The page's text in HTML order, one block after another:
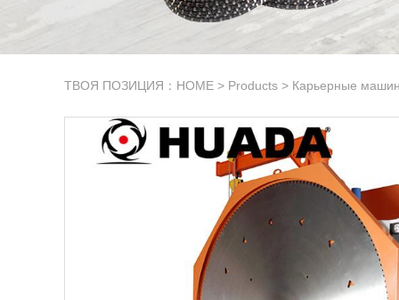
ТВОЯ ПОЗИЦИЯ： HOME > Products > Карьерные